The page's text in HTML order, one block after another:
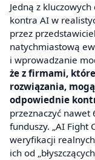
Jedną z
kontra AI w
przez
natychmiastową
i wprowadzanie
że z firmami,
rozwiązania,
odpowiednie
przeznaczyć nawet
funduszy. „AI Fight
weryfikacji
ich od